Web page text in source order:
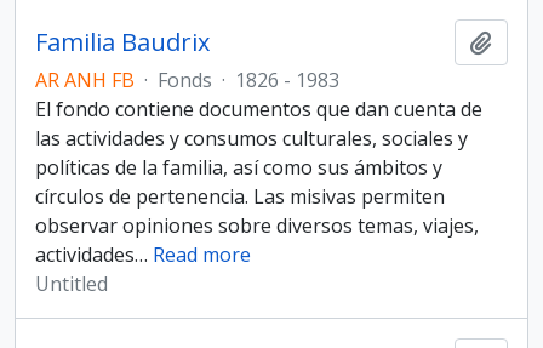
Familia Baudrix
AR ANH FB · Fonds · 1826 - 1983
El fondo contiene documentos que dan cuenta de
las actividades y consumos culturales, sociales y
políticas de la familia, así como sus ámbitos y
círculos de pertenencia. Las misivas permiten
observar opiniones sobre diversos temas, viajes,
actividades… Read more
Untitled